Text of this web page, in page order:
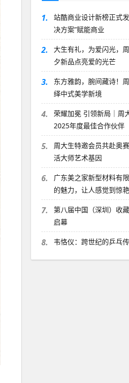
1.
站酷商业设计新榜正式
决方案”赋能商业
2.
大生有礼，为爱闪光，
夕新品点亮爱的光芒
3.
东方雅韵，腕间藏诗！
绎中式美学新境
4.
荣耀加冕 引领新局｜周
2025年度最佳合作伙伴
5.
周大生特邀会员共赴奥
活大师艺术基因
6.
广东美之家新型材料有
的魅力，让人感觉到惊艳
7.
第八届中国（深圳）收
启幕
8. 韦恪仪：跨世纪的乒乓